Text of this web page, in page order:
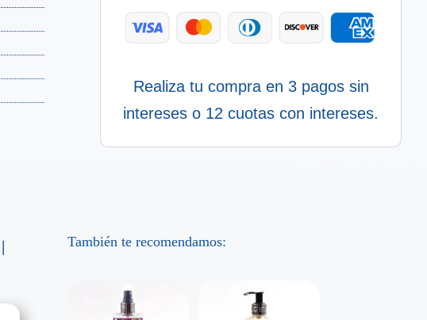
Realiza tu compra en 3 pagos sin
intereses o 12 cuotas con intereses.
|
También te recomendamos: